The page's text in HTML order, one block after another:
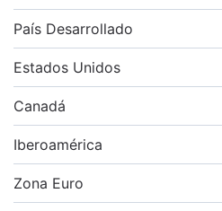
País Desarrollado
Estados Unidos
Canadá
Iberoamérica
Zona Euro